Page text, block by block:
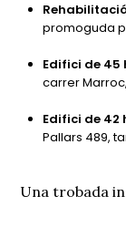
promoguda
Edifici de
carrer
Edifici de
Pallars 489,
Una trobada